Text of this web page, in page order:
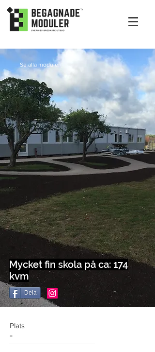
Se alla moduler
Mycket fin skola på ca: 174
kvm
Dela
Plats
-